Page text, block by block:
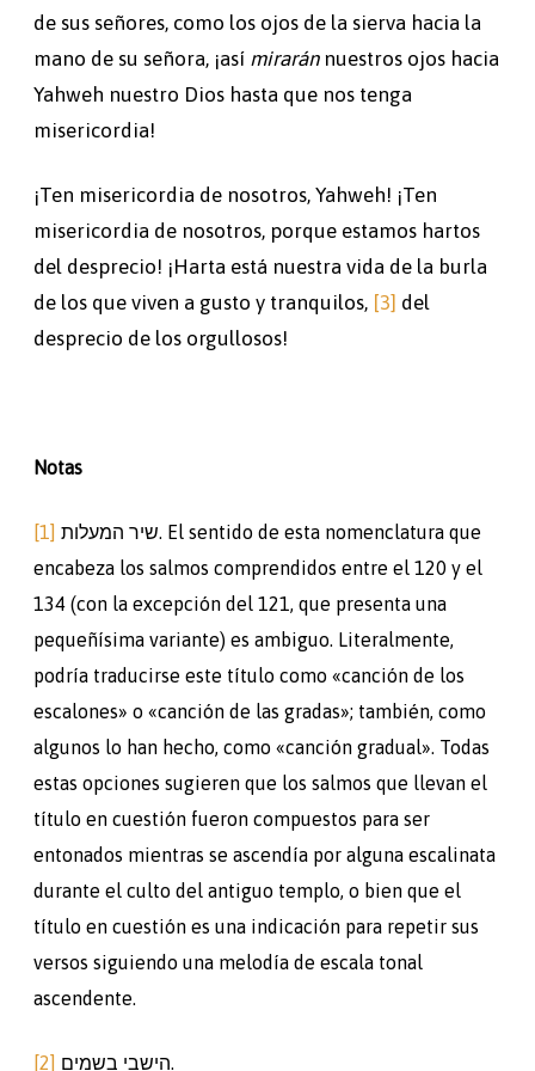
de sus señores, como los ojos de la sierva hacia la
mano de su señora, ¡así miraránnuestros ojos hacia
Yahweh nuestro Dios hasta que nos tenga
misericordia!
¡Ten misericordia de nosotros, Yahweh! ¡Ten
misericordia de nosotros, porque estamos hartos
del desprecio! ¡Harta está nuestra vida de la burla
de los que viven a gusto y tranquilos, [3] del
desprecio de los orgullosos!
Notas
[1]
encabeza los salmos comprendidos entre el 120 y el
134 (con la excepción del 121, que presenta una
pequeñísima variante) es ambiguo. Literalmente,
podría traducirse este título como «canción de los
escalones» o «canción de las gradas»; también, como
algunos lo han hecho, como «canción gradual». Todas
estas opciones sugieren que los salmos que llevan el
título en cuestión fueron compuestos para ser
entonados mientras se ascendía por alguna escalinata
durante el culto del antiguo templo, o bien que el
título en cuestión es una indicación para repetir sus
versos siguiendo una melodía de escala tonal
ascendente.
[2] הישבי בשמים.